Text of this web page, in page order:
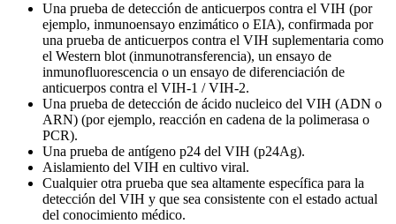
Una prueba de detección de anticuerpos contra el VIH (por
ejemplo, inmunoensayo enzimático o EIA), confirmada por
una prueba de anticuerpos contra el VIH suplementaria como
el Western blot (inmunotransferencia), un ensayo de
inmunofluorescencia o un ensayo de diferenciación de
anticuerpos contra el VIH-1 / VIH-2.
Una prueba de detección de ácido nucleico del VIH (ADN o
ARN) (por ejemplo, reacción en cadena de la polimerasa o
PCR).
Una prueba de antígeno p24 del VIH (p24Ag).
Aislamiento del VIH en cultivo viral.
Cualquier otra prueba que sea altamente específica para la
detección del VIH y que sea consistente con el estado actual
del conocimiento médico.